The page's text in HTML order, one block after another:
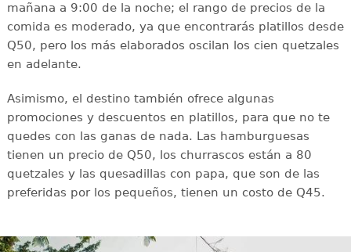
mañana a 9:00 de la noche; el rango de precios de la
comida es moderado, ya que encontrarás platillos desde
Q50, pero los más elaborados oscilan los cien quetzales
en adelante.
Asimismo, el destino también ofrece algunas
promociones y descuentos en platillos, para que no te
quedes con las ganas de nada. Las hamburguesas
tienen un precio de Q50, los churrascos están a 80
quetzales y las quesadillas con papa, que son de las
preferidas por los pequeños, tienen un costo de Q45.